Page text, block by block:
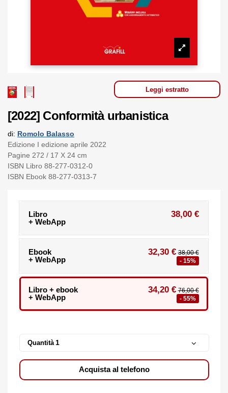
Leggi estratto
[2022] Conformità urbanistica
di: Romolo Balasso
Edizione I edizione aprile 2022
Pagine 272 / 17 X 24 cm
ISBN Libro 88-277-0312-0
ISBN Ebook 88-277-0313-7
Libro
+ WebApp
38,00 €
Ebook
+ WebApp
32,30 € 38,00 €
- 15%
Libro + ebook
+ WebApp
34,20 € 76,00 €
- 55%
Quantità
Acquista al telefono